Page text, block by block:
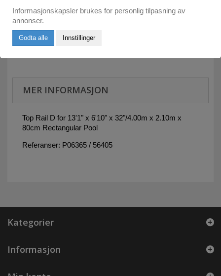
Send meg e-post om leveringstid
MER INFORMASJON
Top Rail D for 13'1" x 6'10" x 32"/4.00m x 2.10m x
80cm Rectangular Pool
Referanser: P06365 / 56405
Kategorier
Informasjon
Informasjonskapsler brukes for personlig tilpasning av
annonser.
Godta alle Innstillinger